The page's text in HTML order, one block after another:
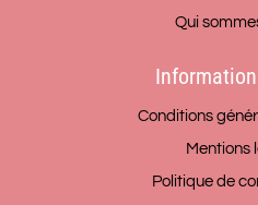
Qui
Conditions
Mentions
Politique de